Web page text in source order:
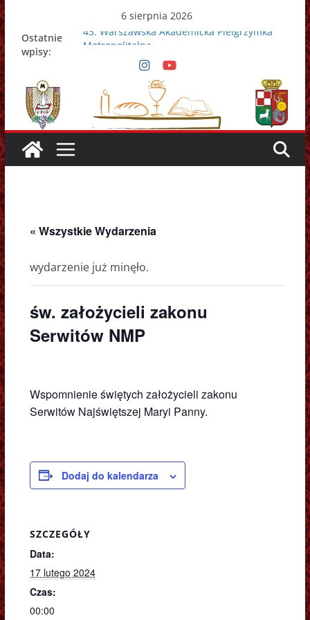
Przejdź
do
treści
6 sierpnia 2026
Ostatnie
wpisy:
43. Warszawska Akademicka Pielgrzymka
Metropolitalna
Nowy Papież – Leon XIV
Zmarł papież Franciszek
Adrian Galbas nowym metropolitą
warszawskim
Zmarł ks. prałat Kazimierz Apel
« Wszystkie Wydarzenia
wydarzenie już minęło.
św. założycieli zakonu
Serwitów NMP
Wspomnienie świętych założycieli zakonu
Serwitów Najświętszej Maryi Panny.
Dodaj do kalendarza
SZCZEGÓŁY
Data:
17 lutego 2024
Czas:
00:00